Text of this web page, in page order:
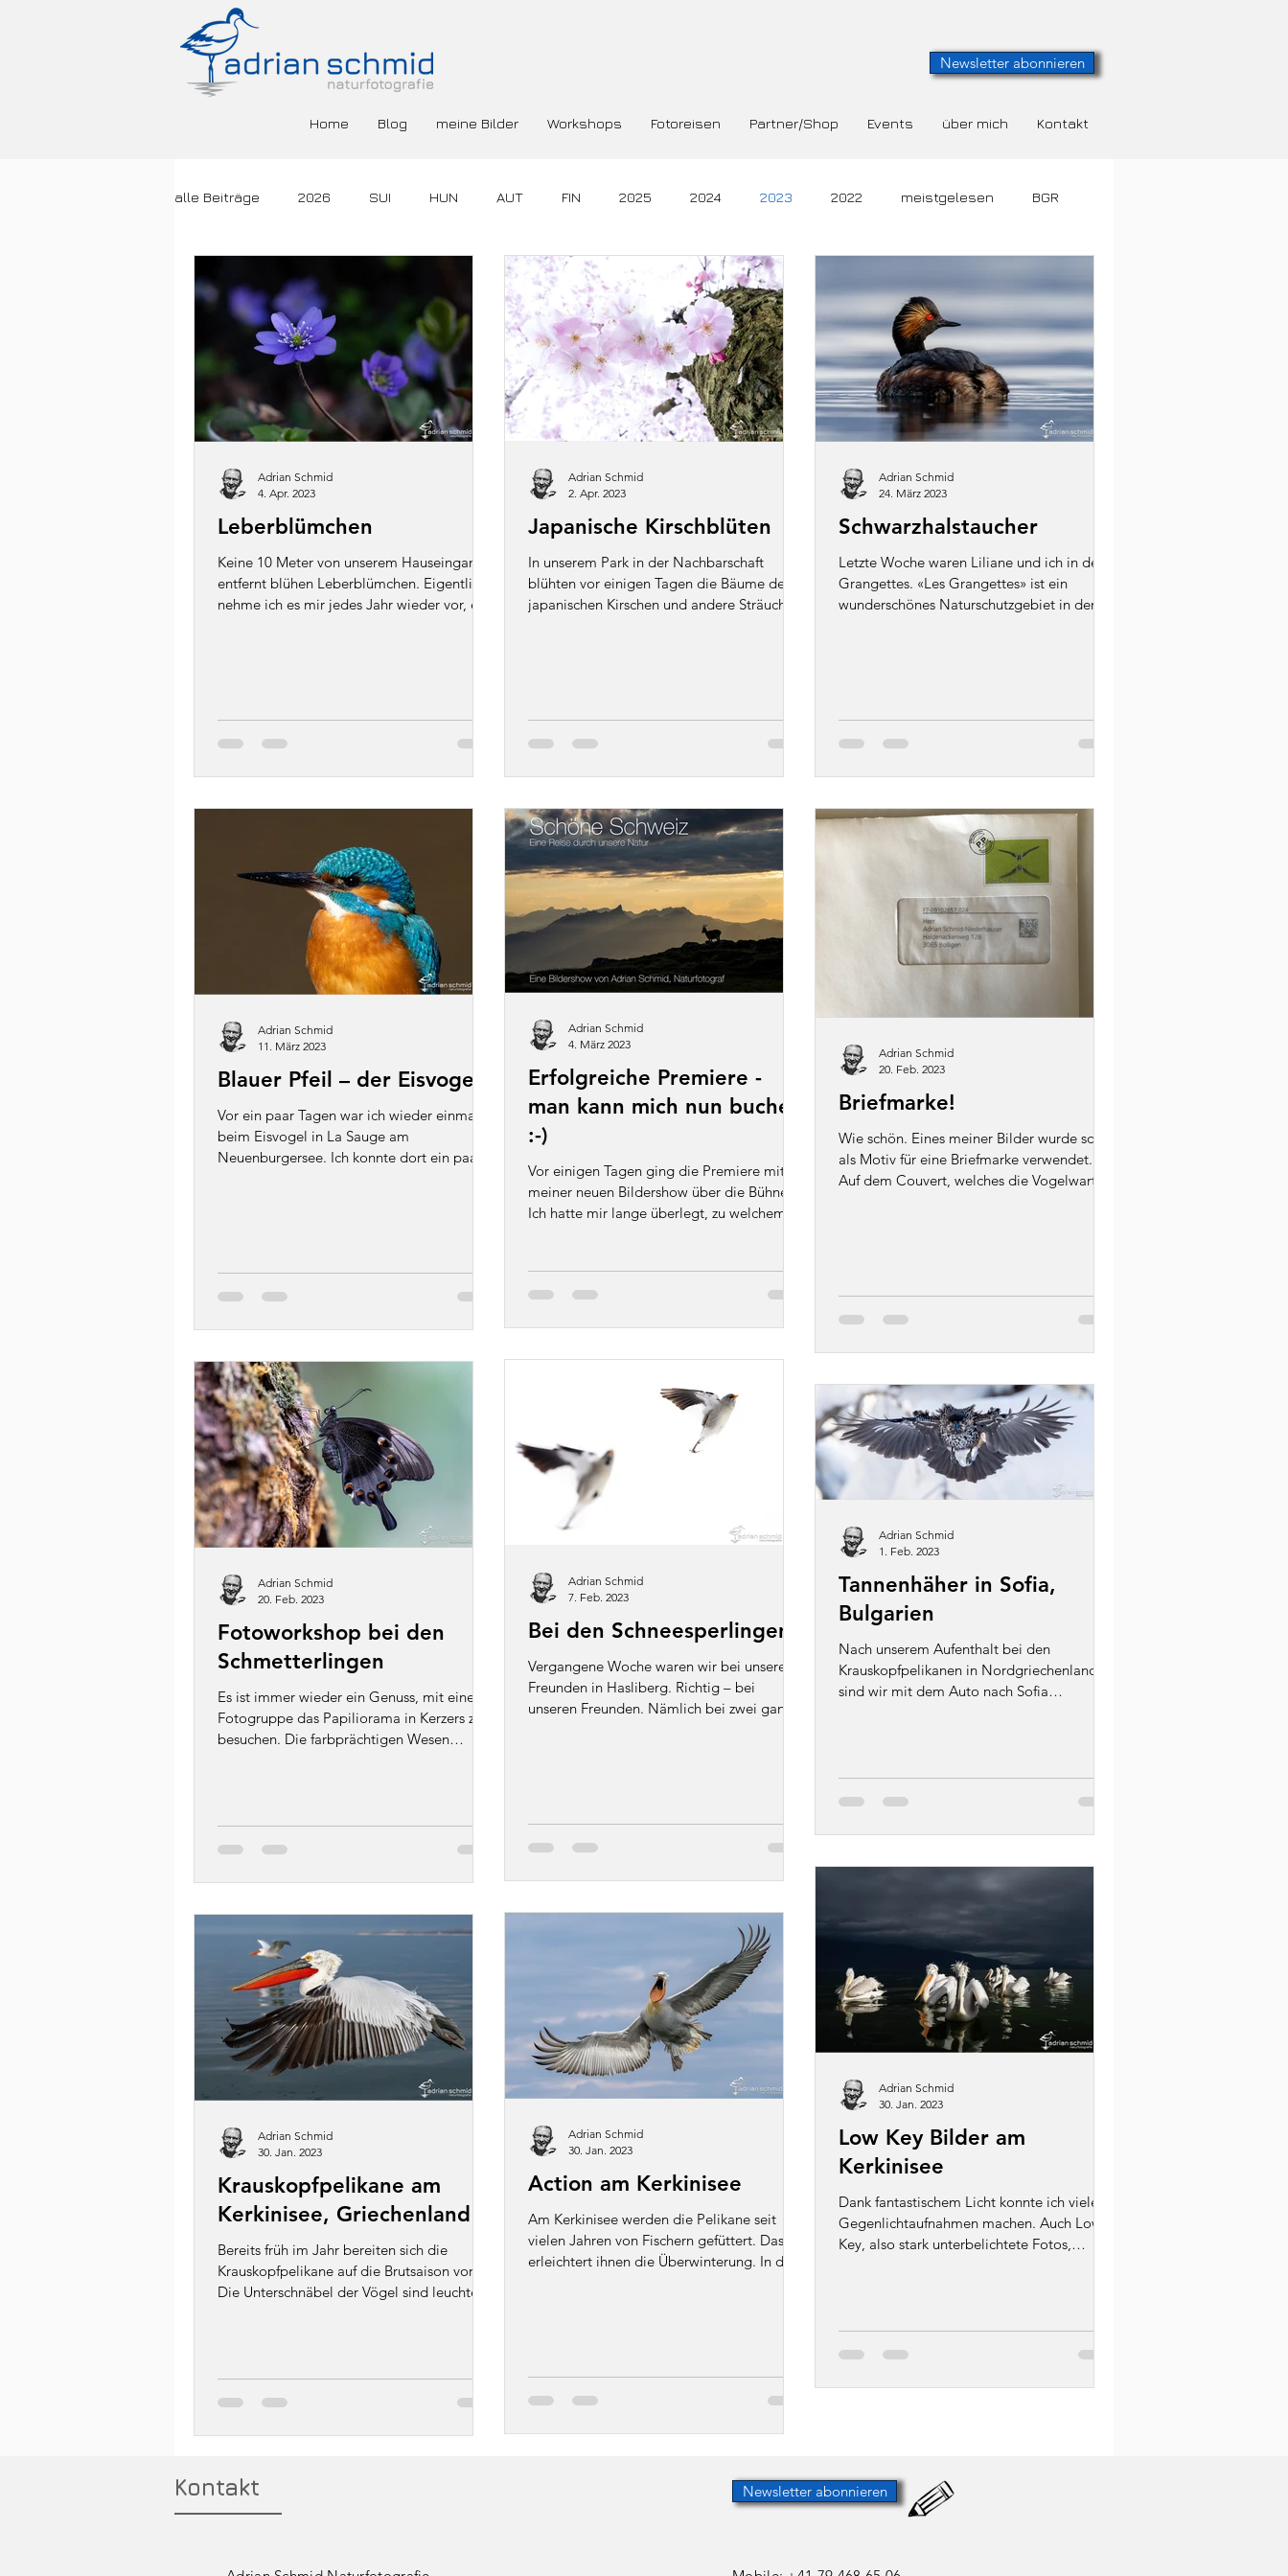
Newsletter abonnieren
Home Blog meine Bilder Workshops Fotoreisen Partner/Shop Events über mich Kontakt
alle Beiträge 2026 SUI HUN AUT FIN 2025 2024 2023 2022 meistgelesen BGR
SWE
Leberblümchen
Keine 10 Meter von unserem Hauseingang
entfernt blühen Leberblümchen. Eigentlich
nehme ich es mir jedes Jahr wieder vor, ein
Adrian Schmid
4. Apr. 2023
Japanische Kirschblüten
In unserem Park in der Nachbarschaft
blühten vor einigen Tagen die Bäume der
japanischen Kirschen und andere Sträucher.
Adrian Schmid
2. Apr. 2023
Schwarzhalstaucher
Letzte Woche waren Liliane und ich in der
Grangettes. «Les Grangettes» ist ein
wunderschönes Naturschutzgebiet in der
Adrian Schmid
24. März 2023
Blauer Pfeil – der Eisvogel
Vor ein paar Tagen war ich wieder einmal
beim Eisvogel in La Sauge am
Neuenburgersee. Ich konnte dort ein paar
Adrian Schmid
11. März 2023
Erfolgreiche Premiere -
man kann mich nun buchen
:-)
Vor einigen Tagen ging die Premiere mit
meiner neuen Bildershow über die Bühne.
Ich hatte mir lange überlegt, zu welchem
Adrian Schmid
4. März 2023
Briefmarke!
Wie schön. Eines meiner Bilder wurde sogar
als Motiv für eine Briefmarke verwendet.
Auf dem Couvert, welches die Vogelwarte
Adrian Schmid
20. Feb. 2023
Fotoworkshop bei den
Schmetterlingen
Es ist immer wieder ein Genuss, mit einer
Fotogruppe das Papiliorama in Kerzers zu
besuchen. Die farbprächtigen Wesen
Adrian Schmid
20. Feb. 2023
Bei den Schneesperlingen
Vergangene Woche waren wir bei unseren
Freunden in Hasliberg. Richtig – bei
unseren Freunden. Nämlich bei zwei ganz
Adrian Schmid
7. Feb. 2023
Tannenhäher in Sofia,
Bulgarien
Nach unserem Aufenthalt bei den
Krauskopfpelikanen in Nordgriechenland
sind wir mit dem Auto nach Sofia
Adrian Schmid
1. Feb. 2023
Krauskopfpelikane am
Kerkinisee, Griechenland
Bereits früh im Jahr bereiten sich die
Krauskopfpelikane auf die Brutsaison vor.
Die Unterschnäbel der Vögel sind leuchtend
Adrian Schmid
30. Jan. 2023
Action am Kerkinisee
Am Kerkinisee werden die Pelikane seit
vielen Jahren von Fischern gefüttert. Das
erleichtert ihnen die Überwinterung. In den
Adrian Schmid
30. Jan. 2023
Low Key Bilder am
Kerkinisee
Dank fantastischem Licht konnte ich viele
Gegenlichtaufnahmen machen. Auch Low
Key, also stark unterbelichtete Fotos,
Adrian Schmid
30. Jan. 2023
Kontakt Newsletter abonnieren